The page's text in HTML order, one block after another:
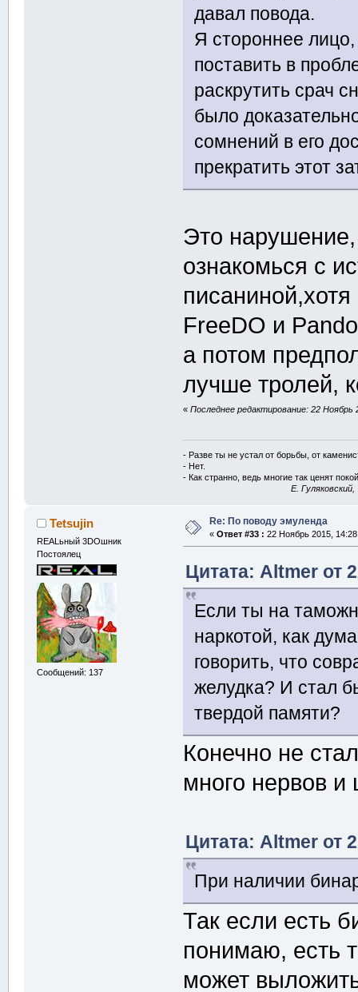
давал повода.
Я стороннее
поставить в
раскрутить срач
было
сомнений в его
прекратить этот
Это
ознакомься с
FreeDO и
а потом
лучше тролей,
«Последнее редактирование: 22 Ноябрь
- Разве ты не устал от борьбы, от
- Нет.
- Как странно, ведь многие так ценят
E.
Tetsujin
REALьный 3DOшник
Постоялец
Сообщений: 137
Re: По поводу эмуленда
« Ответ #33 : 22 Ноябрь 2015,
Цитата: Altmer от
Если ты на
наркотой, как
говорить, что
желудка? И стал
твердой памяти?
Конечно не
много нервов
Цитата: Altmer от
При наличии
Так если есть
понимаю, есть
может